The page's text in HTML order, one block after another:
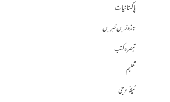
پاکستانیات
تازہ ترین خبریں
تبصرہ کتب
تعلیم
ٹیکنالوجی